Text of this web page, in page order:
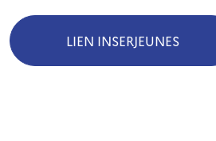
LIEN INSERJEUNES